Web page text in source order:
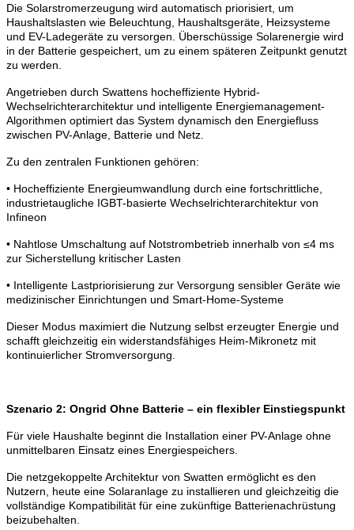
Die Solarstromerzeugung wird automatisch priorisiert, um
Haushaltslasten wie Beleuchtung, Haushaltsgeräte, Heizsysteme
und EV-Ladegeräte zu versorgen.
Überschüssige Solarenergie wird
in der Batterie gespeichert, um zu einem späteren Zeitpunkt genutzt
zu werden.
Angetrieben durch Swattens hocheffiziente Hybrid-
Wechselrichterarchitektur und intelligente Energiemanagement-
Algorithmen optimiert das System dynamisch den Energiefluss
zwischen PV-Anlage, Batterie und Netz.
Zu den zentralen Funktionen gehören:
• Hocheffiziente Energieumwandlung durch eine fortschrittliche,
industrietaugliche IGBT-basierte Wechselrichterarchitektur von
Infineon
• Nahtlose Umschaltung auf Notstrombetrieb innerhalb von ≤4 ms
zur Sicherstellung kritischer Lasten
• Intelligente Lastpriorisierung zur Versorgung sensibler Geräte wie
medizinischer Einrichtungen und Smart-Home-Systeme
Dieser Modus maximiert die Nutzung selbst erzeugter Energie und
schafft gleichzeitig ein widerstandsfähiges Heim-Mikronetz mit
kontinuierlicher Stromversorgung.
Szenario 2: Ongrid Ohne Batterie – ein flexibler Einstiegspunkt
Für viele Haushalte beginnt die Installation einer PV-Anlage ohne
unmittelbaren Einsatz eines Energiespeichers.
Die netzgekoppelte Architektur von Swatten ermöglicht es den
Nutzern, heute eine Solaranlage zu installieren und gleichzeitig die
vollständige Kompatibilität für eine zukünftige Batterienachrüstung
beizubehalten.